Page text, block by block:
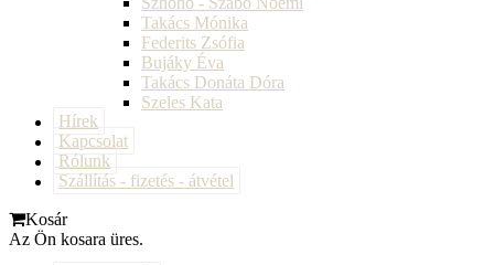
Takács Mónika
Federits Zsófia
Bujáky Éva
Takács Donáta Dóra
Szeles Kata
Hírek
Kapcsolat
Rólunk
Szállítás - fizetés - átvétel
Kosár
Az Ön kosara üres.